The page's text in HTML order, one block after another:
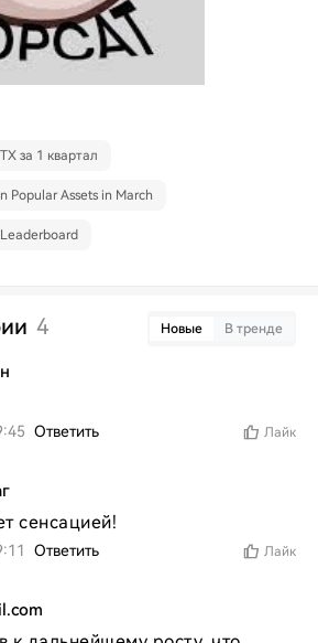
за 1 квартал
Popular Assets in March
4 Новые В тренде
Ответить Лайк
сенсацией!
Ответить Лайк